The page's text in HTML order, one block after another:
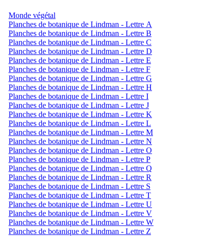
Monde végétal
Planches de botanique de Lindman - Lettre A
Planches de botanique de Lindman - Lettre B
Planches de botanique de Lindman - Lettre C
Planches de botanique de Lindman - Lettre D
Planches de botanique de Lindman - Lettre E
Planches de botanique de Lindman - Lettre F
Planches de botanique de Lindman - Lettre G
Planches de botanique de Lindman - Lettre H
Planches de botanique de Lindman - Lettre I
Planches de botanique de Lindman - Lettre J
Planches de botanique de Lindman - Lettre K
Planches de botanique de Lindman - Lettre L
Planches de botanique de Lindman - Lettre M
Planches de botanique de Lindman - Lettre N
Planches de botanique de Lindman - Lettre O
Planches de botanique de Lindman - Lettre P
Planches de botanique de Lindman - Lettre Q
Planches de botanique de Lindman - Lettre R
Planches de botanique de Lindman - Lettre S
Planches de botanique de Lindman - Lettre T
Planches de botanique de Lindman - Lettre U
Planches de botanique de Lindman - Lettre V
Planches de botanique de Lindman - Lettre W
Planches de botanique de Lindman - Lettre Z